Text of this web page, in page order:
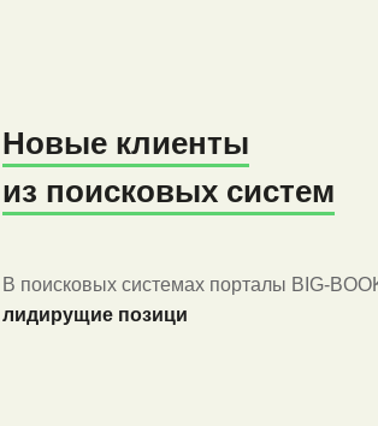
Новые клиенты
из поисковых систем
В поисковых системах порталы BIG-
лидирущие позици